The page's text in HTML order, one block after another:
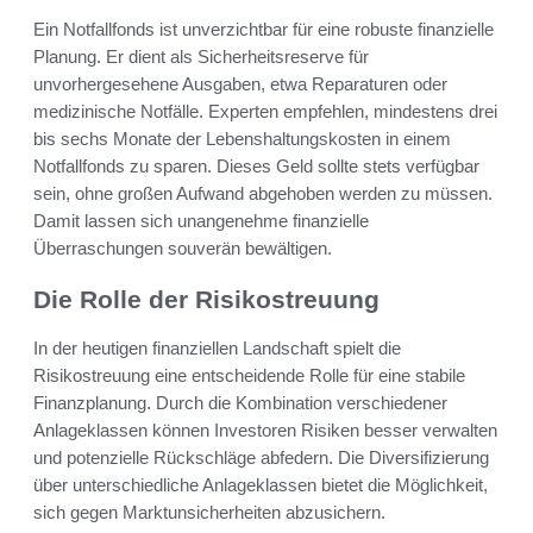
Ein Notfallfonds ist unverzichtbar für eine robuste finanzielle
Planung. Er dient als Sicherheitsreserve für
unvorhergesehene Ausgaben, etwa Reparaturen oder
medizinische Notfälle. Experten empfehlen, mindestens drei
bis sechs Monate der Lebenshaltungskosten in einem
Notfallfonds zu sparen. Dieses Geld sollte stets verfügbar
sein, ohne großen Aufwand abgehoben werden zu müssen.
Damit lassen sich unangenehme finanzielle
Überraschungen souverän bewältigen.
Die Rolle der Risikostreuung
In der heutigen finanziellen Landschaft spielt die
Risikostreuung eine entscheidende Rolle für eine stabile
Finanzplanung. Durch die Kombination verschiedener
Anlageklassen können Investoren Risiken besser verwalten
und potenzielle Rückschläge abfedern. Die Diversifizierung
über unterschiedliche Anlageklassen bietet die Möglichkeit,
sich gegen Marktunsicherheiten abzusichern.